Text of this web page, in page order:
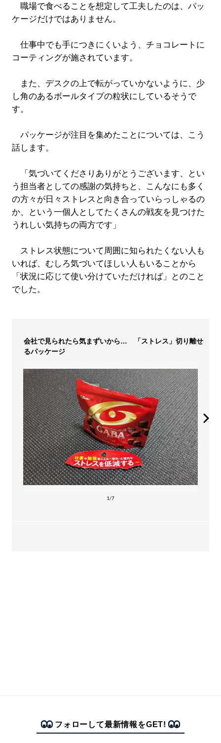
職場で食べることを想定して工夫したのは、パッ
ケージだけではありません。
仕事中でも手につきにくいよう、チョコレートに
コーティングが施されています。
また、デスクの上で転がっていかないように、少
し角のあるボールタイプの粒状にしているそうで
す。
パッケージが注目を集めたことについては、こう
話します。
「気づいてくださりありがとうございます、とい
う担当者としての感謝の気持ちと、こんなにも多く
の方々が日々ストレスと向き合っていらっしゃるの
か、という一個人としてたくさんの戦友を見つけた
うれしい気持ちの両方です」
ストレス状態について周囲に知られたくない人も
いれば、むしろ気づいてほしい人もいることから
「状況に応じて使い分けていただければ」とのこと
でした。
会社で見られたら気まずいから… 「ストレス」切り離せ
るパッケージ
1/7
フォローして最新情報をGET!